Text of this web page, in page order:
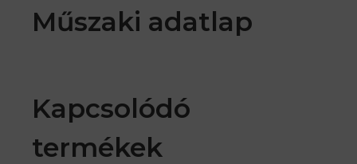
Műszaki adatlap
Kapcsolódó
termékek